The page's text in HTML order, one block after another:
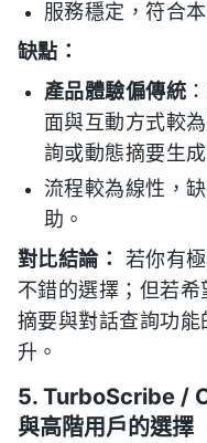
服務穩定，符合
缺點：
產品體驗偏傳統
面與互動方式較
詢或動態摘要生
流程較為線性，
助。
對比結論：
若你有
不錯的選擇；但若
摘要與對話查詢功
升。
5. TurboScribe /
與高階用戶的選擇